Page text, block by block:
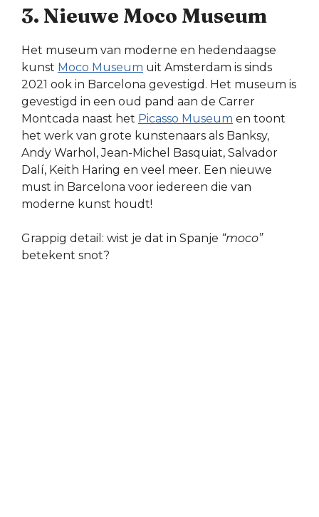
3. Nieuwe Moco Museum
Het museum van moderne en hedendaagse
kunst Moco Museum uit Amsterdam is sinds
2021 ook in Barcelona gevestigd. Het museum is
gevestigd in een oud pand aan de Carrer
Montcada naast het Picasso Museum en toont
het werk van grote kunstenaars als Banksy,
Andy Warhol, Jean-Michel Basquiat, Salvador
Dalí, Keith Haring en veel meer. Een nieuwe
must in Barcelona voor iedereen die van
moderne kunst houdt!
Grappig detail: wist je dat in Spanje “moco”
betekent snot?